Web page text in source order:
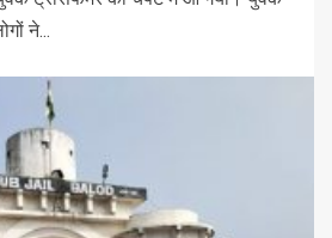
ने...